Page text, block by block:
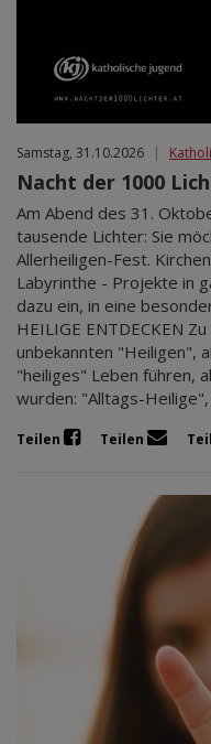
Samstag, 31.10.2026 |
Nacht der 1000
Am Abend des 31.
tausende Lichter: Sie
Allerheiligen-Fest.
Labyrinthe - Projekte in
dazu ein, in eine
HEILIGE ENTDECKEN
unbekannten "Heiligen",
"heiliges" Leben führen,
wurden: "Alltags-
Teilen Teilen